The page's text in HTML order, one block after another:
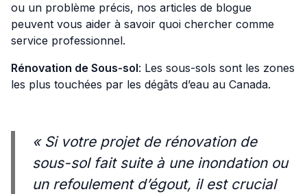
ou un problème précis, nos articles de blogue
peuvent vous aider à savoir quoi chercher comme
service professionnel.
Rénovation de Sous-sol: Les sous-sols sont les zones
les plus touchées par les dégâts d’eau au Canada.
« Si votre projet de rénovation de
sous-sol fait suite à une inondation ou
un refoulement d’égout, il est crucial